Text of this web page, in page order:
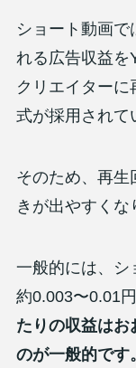
ショート動画で
れる広告収益を
クリエイター
式が採用されて
そのため、再生
きが出やすくな
一般的には、シ
約0.003〜0.01
たりの収益はお
のが一般的です。